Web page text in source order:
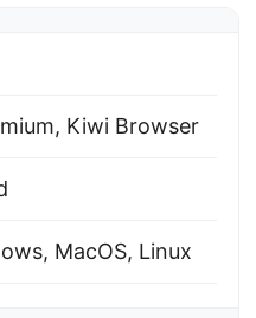
Kiwi Browser
MacOS, Linux